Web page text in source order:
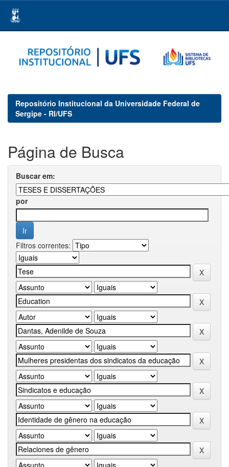
navigation
Repositório Institucional da Universidade Federal de
Sergipe - RI/UFS
Página de Busca
Buscar em:
por
Filtros correntes: